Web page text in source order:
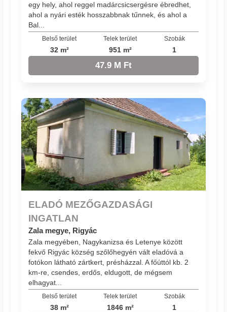
egy hely, ahol reggel madárcsicsergésre ébredhet,
ahol a nyári esték hosszabbnak tűnnek, és ahol a
Bal...
Belső terület
32 m²
Telek terület
951 m²
Szobák
1
47.9 M Ft
ELADÓ MEZŐGAZDASÁGI
INGATLAN
Zala megye, Rigyác
Zala megyében, Nagykanizsa és Letenye között
fekvő Rigyác község szőlőhegyén vált eladóvá a
fotókon látható zártkert, présházzal. A főúttól kb. 2
km-re, csendes, erdős, eldugott, de mégsem
elhagyat...
Belső terület
38 m²
Telek terület
1846 m²
Szobák
1